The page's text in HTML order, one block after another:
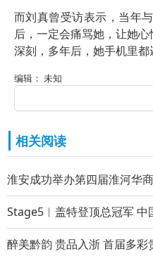
而刘真曾受访表示，当年
后，一定会痛骂她，让她
深刻，多年后，她手机里都
编辑： 未知
相关阅读
淮安成功举办第四届淮河华
Stage5︱盖特登顶总冠军 中
醉美黔韵 贵品入浙 首届多彩